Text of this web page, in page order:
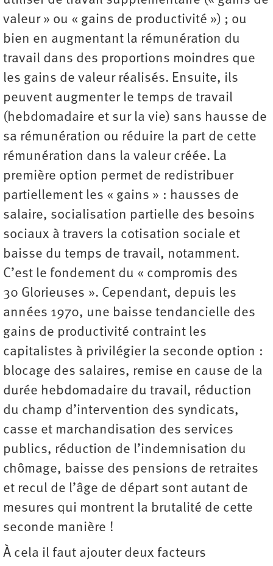
valeur » ou « gains de productivité ») ; ou
bien en augmentant la rémunération du
travail dans des proportions moindres que
les gains de valeur réalisés. Ensuite, ils
peuvent augmenter le temps de travail
(hebdomadaire et sur la vie) sans hausse de
sa rémunération ou réduire la part de cette
rémunération dans la valeur créée. La
première option permet de redistribuer
partiellement les « gains » : hausses de
salaire, socialisation partielle des besoins
sociaux à travers la cotisation sociale et
baisse du temps de travail, notamment.
C’est le fondement du « compromis des
30 Glorieuses ». Cependant, depuis les
années 1970, une baisse tendancielle des
gains de productivité contraint les
capitalistes à privilégier la seconde option :
blocage des salaires, remise en cause de la
durée hebdomadaire du travail, réduction
du champ d’intervention des syndicats,
casse et marchandisation des services
publics, réduction de l’indemnisation du
chômage, baisse des pensions de retraites
et recul de l’âge de départ sont autant de
mesures qui montrent la brutalité de cette
seconde manière !
À cela il faut ajouter deux facteurs